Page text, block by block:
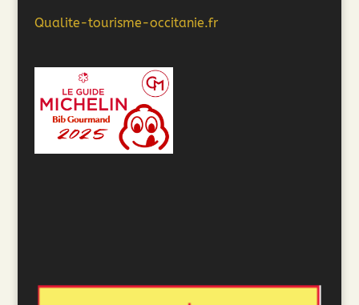
Qualite-tourisme-occitanie.fr